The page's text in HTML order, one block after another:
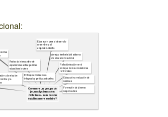
Comment un groupe de
jeunes lycéens s’est
mobilisé au sein de son
établissement scolaire ?
Formación de jóvenes
responsables
Educación y reducción de
residuos
Reflexión/acción en el
enfoque de los ecosistemas
territoriales
Arraigo territorial del sistema
de educación nacional
Educación para el desarrollo
sostenible y el
empoderamiento
Enfoque ecosistémico
integrado y política educativa
Redes de intercambio de
experiencias sobre políticas
educativas locales
y la relación
y la